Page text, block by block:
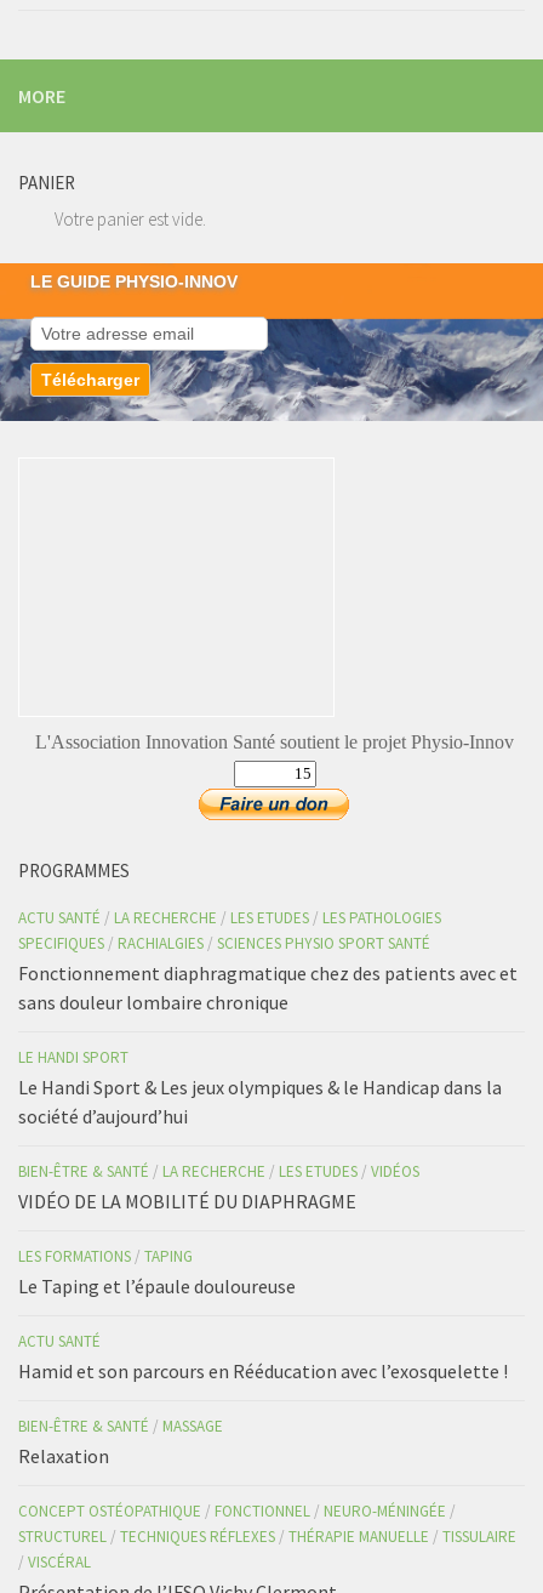
MORE
PANIER
Votre panier est vide.
LE GUIDE PHYSIO-INNOV
L'Association Innovation Santé soutient le projet Physio-Innov
PROGRAMMES
ACTU SANTÉ / LA RECHERCHE / LES ETUDES / LES PATHOLOGIES
SPECIFIQUES / RACHIALGIES / SCIENCES PHYSIO SPORT SANTÉ
Fonctionnement diaphragmatique chez des patients avec et
sans douleur lombaire chronique
LE HANDI SPORT
Le Handi Sport & Les jeux olympiques & le Handicap dans la
société d’aujourd’hui
BIEN-ÊTRE & SANTÉ / LA RECHERCHE / LES ETUDES / VIDÉOS
VIDÉO DE LA MOBILITÉ DU DIAPHRAGME
LES FORMATIONS / TAPING
Le Taping et l’épaule douloureuse
ACTU SANTÉ
Hamid et son parcours en Rééducation avec l’exosquelette !
BIEN-ÊTRE & SANTÉ / MASSAGE
Relaxation
CONCEPT OSTÉOPATHIQUE / FONCTIONNEL / NEURO-MÉNINGÉE /
STRUCTUREL / TECHNIQUES RÉFLEXES / THÉRAPIE MANUELLE / TISSULAIRE
/ VISCÉRAL